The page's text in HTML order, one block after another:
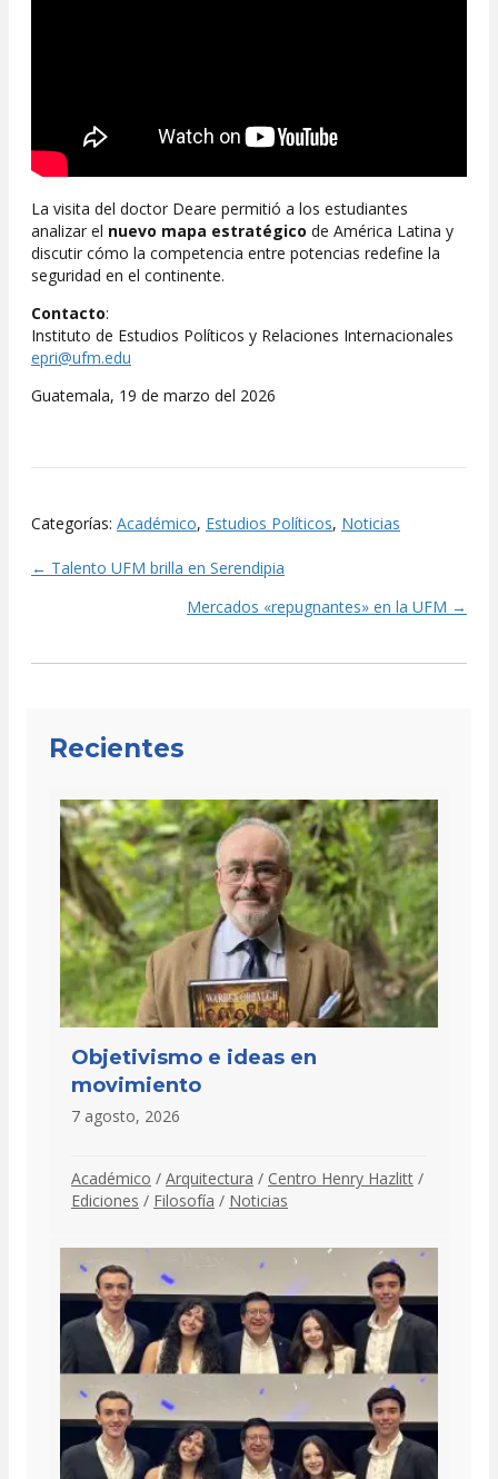
La visita del doctor Deare permitió a los estudiantes
analizar el nuevo mapa estratégico de América Latina y
discutir cómo la competencia entre potencias redefine la
seguridad en el continente.
Contacto:
Instituto de Estudios Políticos y Relaciones Internacionales
epri@ufm.edu
Guatemala, 19 de marzo del 2026
Categorías: Académico, Estudios Políticos, Noticias
Posts
navigation
← Talento UFM brilla en Serendipia
Mercados «repugnantes» en la UFM →
Recientes
Objetivismo e ideas en
movimiento
7 agosto, 2026
Académico / Arquitectura / Centro Henry Hazlitt /
Ediciones / Filosofía / Noticias